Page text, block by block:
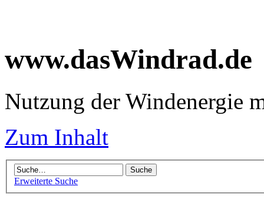
www.dasWindrad.de
Nutzung der Windenergie
Zum Inhalt
Erweiterte Suche